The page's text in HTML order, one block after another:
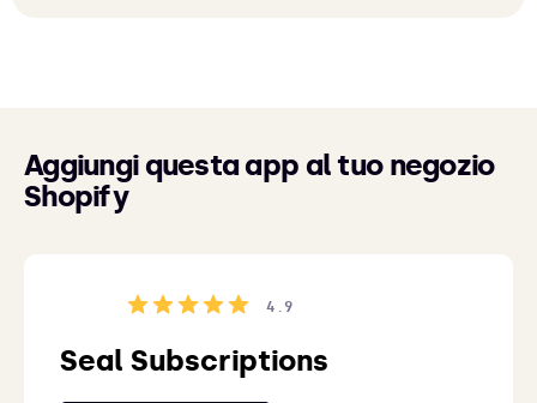
Aggiungi questa app al tuo negozio
Shopify
4.9
Seal Subscriptions